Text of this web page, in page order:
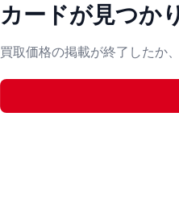
カードが見つか
買取価格の掲載が終了したか